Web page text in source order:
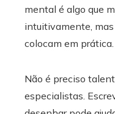
mental é algo que
intuitivamente,
colocam em prática.
Não é preciso
especialistas.